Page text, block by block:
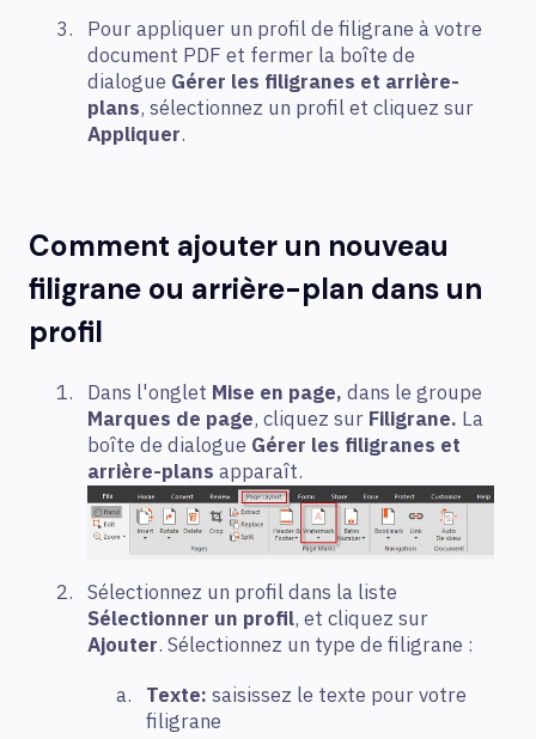
Pour appliquer un profil de filigrane à votre
document PDF et fermer la boîte de
dialogue Gérer les filigranes et arrière-
plans, sélectionnez un profil et cliquez sur
Appliquer.
Comment ajouter un nouveau
filigrane ou arrière-plan dans un
profil
Dans l'onglet Mise en page, dans le groupe
Marques de page, cliquez sur Filigrane. La
boîte de dialogue Gérer les filigranes et
arrière-plans apparaît.
Sélectionnez un profil dans la liste
Sélectionner un profil, et cliquez sur
Ajouter. Sélectionnez un type de filigrane :
Texte: saisissez le texte pour votre
filigrane